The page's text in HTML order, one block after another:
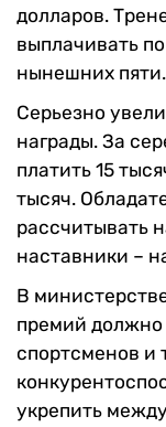
долларов.
выплачивать
нынешних пяти.
Серьезно
награды. За
платить 15
тысяч.
рассчитывать
наставники –
В
премий
спортсменов и
укрепить